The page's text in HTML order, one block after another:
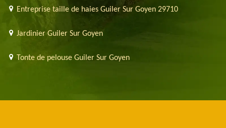
Entreprise taille de haies Guiler Sur Goyen 29710
Jardinier Guiler Sur Goyen
Tonte de pelouse Guiler Sur Goyen